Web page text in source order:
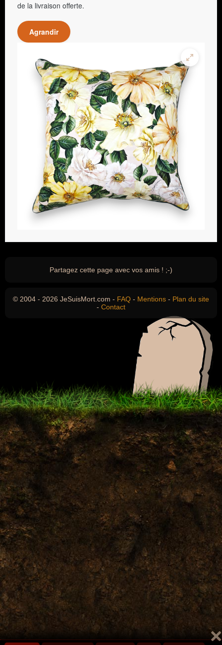
de la livraison offerte.
Agrandir
Partagez cette page avec vos amis ! ;-)
© 2004 - 2026 JeSuisMort.com - FAQ - Mentions - Plan du site
- Contact